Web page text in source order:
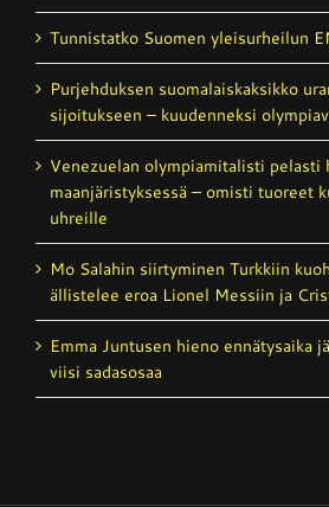
Tunnistatko Suomen yleisurheilun
Purjehduksen suomalais­kaksikko
sijoitukseen – kuudenneksi
Venezuelan olympiamitalisti pelasti
maanjäristyksessä – omisti tuoreet
uhreille
Mo Salahin siirtyminen Turkkiin
ällistelee eroa Lionel Messiin ja
Emma Juntusen hieno ennätysaika
viisi sadasosaa